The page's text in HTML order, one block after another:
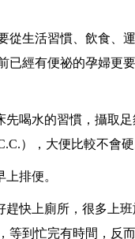
從生活習慣、飲食、
已經有便祕的孕婦更
先喝水的習慣，攝取
），大便比較不會硬
排便。
趕快上廁所，很多上班
等到忙完有時間，反而